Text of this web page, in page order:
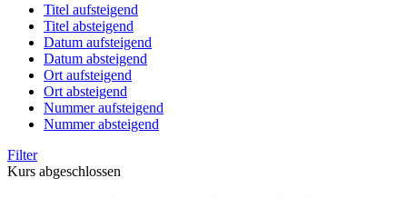
Titel aufsteigend
Titel absteigend
Datum aufsteigend
Datum absteigend
Ort aufsteigend
Ort absteigend
Nummer aufsteigend
Nummer absteigend
Filter
Kurs abgeschlossen